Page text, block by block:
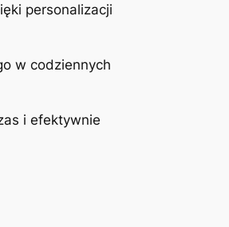
personalizacji
w codziennych
i efektywnie